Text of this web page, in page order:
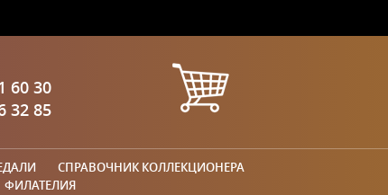
60 30
32 85
СПРАВОЧНИК КОЛЛЕКЦИОНЕРА
ФИЛАТЕЛИЯ